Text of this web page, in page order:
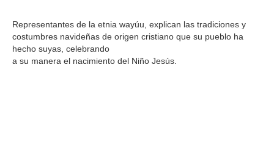
Representantes de la etnia wayúu, explican las tradiciones y
costumbres navideñas de origen cristiano que su pueblo ha
hecho suyas, celebrando
a su manera el nacimiento del Niño Jesús.